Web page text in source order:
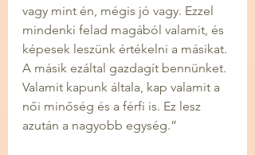
vagy mint én, mégis jó vagy. Ezzel
mindenki felad magából valamit, és
képesek leszünk értékelni a másikat.
A másik ezáltal gazdagít bennünket.
Valamit kapunk általa, kap valamit a
női minőség és a férfi is. Ez lesz
azután a nagyobb egység.”